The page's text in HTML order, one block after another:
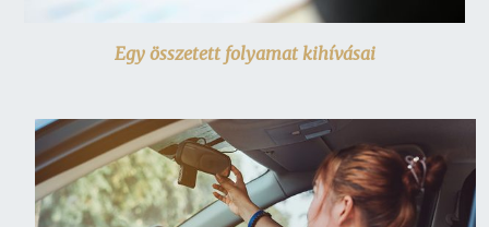
Egy összetett folyamat kihívásai